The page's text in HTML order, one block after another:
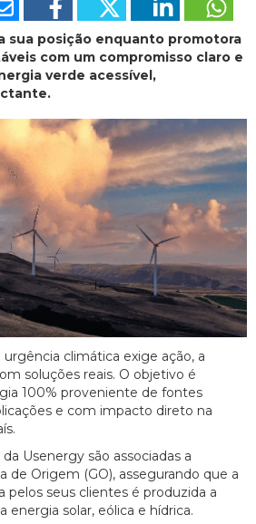
sua posição enquanto promotora
com um compromisso claro e
verde acessível,
climática exige ação, a
soluções reais. O objetivo é
100% proveniente de fontes
e com impacto direto na
Usenergy são associadas a
de Origem (GO), assegurando que a
pelos seus clientes é produzida a
solar, eólica e hídrica.